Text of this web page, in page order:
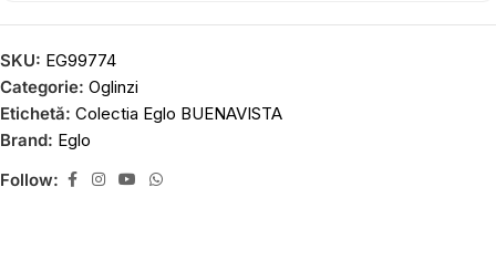
SKU: EG99774
Categorie: Oglinzi
Etichetă: Colectia Eglo BUENAVISTA
Brand: Eglo
Follow: